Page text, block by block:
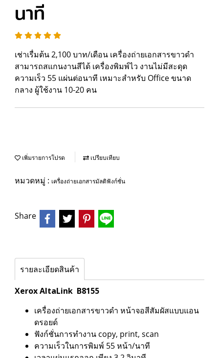
นาที
เช่าเรื่มต้น 2,100 บาท/เดือน เครื่องถ่ายเอกสารขาวดำ
สามารถสแกนงานสีได้ เครื่องพิมพ์ไว งานไม่มีสะดุด
ความเร็ว 55 แผ่นต่อนาที เหมาะสำหรับ Office ขนาด
กลาง ผู้ใช้งาน 10-20 คน
เพิ่มรายการโปรด เปรียบเทียบ
หมวดหมู่ : เครื่องถ่ายเอกสารมัลติฟังก์ชั่น
Share
รายละเอียดสินค้า
Xerox AltaLink B8155
เครื่องถ่ายเอกสารขาวดำ หน้าจอสีสัมผัสแบบแอน
ดรอยด์
ฟังก์ชั่นการทำงาน copy, print, scan
ความเร็วในการพิมพ์ 55 หน้า/นาที